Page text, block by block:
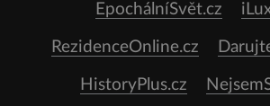
EpochálníSvět.cz
RezidenceOnline.cz
HistoryPlus.cz